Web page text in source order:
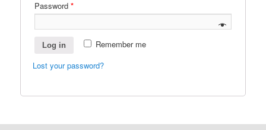
Password*
Remember me
Log in
Lost your password?